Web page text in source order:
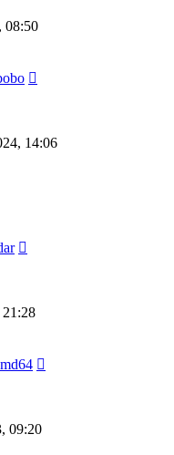
08:50
14:06
09:20